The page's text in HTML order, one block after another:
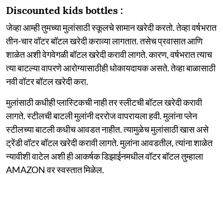
Discounted kids bottles :
जेव्हा आम्ही तुमच्या मुलांसाठी स्कूलचे सामान खरेदी करतो. तेव्हा वर्षभरात
तीन-चार वॉटर बॉटल खरेदी कराव्या लागतात. तसेच प्रवासात आणि
शाळेत अशी वेगवेगळी बॉटल खरेदी करावी लागते. कारण, वर्षभरात त्याच
त्या बाटल्या वापरणे आरोग्यासाठीही धोकायदायक असते. तेव्हा बाळासाठी
नवी वॉटर बॉटल खरेदी करा.
मुलांसाठी कधीही प्लास्टिकची नाही तर स्लीटची बॉटल खरेदी करावी
लागते. स्टीलची बाटली मुलांनी दररोज वापरायला हवी. मुलांना प्लेन
स्टीलच्या बाटली कधीच आवडत नाहीत. त्यामुळेच मुलांसाठी खास असे
ट्रेंडी वॉटर बॉटल खरेदी करावी लागते. मुलांना आवडतील, त्यांना शाळेत
न्यावीशी वाटेल अशी ही आकर्षक डिझाईनमधील वॉटर बॉटल तुम्हाला
AMAZON वर स्वस्तात मिळेल.